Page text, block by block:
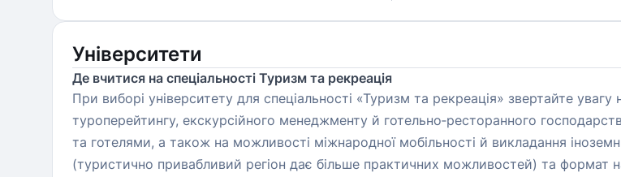
Університети
Де вчитися на спеціальності Туризм та рекреація
При виборі університету для спеціальності «Туризм та рекреація» звертайте
туроперейтингу, екскурсійного менеджменту й готельно‑ресторанного
та готелями, а також на можливості міжнародної мобільності й викладання
(туристично привабливий регіон дає більше практичних можливостей) та формат